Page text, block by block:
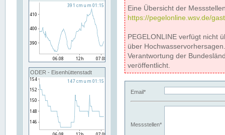
ODER - Eisenhüttenstadt
Eine Übersicht der
https://pegelonline.wsv.de/
PEGELONLINE verfügt nicht
über
Verantwortung der
veröffentlicht.
Email*
Messstellen*